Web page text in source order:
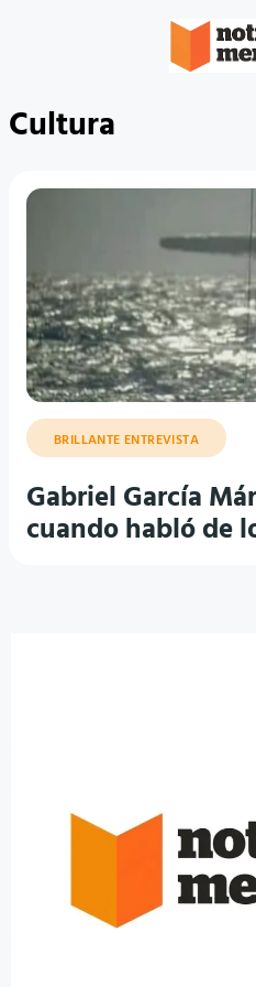
Cultura
BRILLANTE ENTREVISTA
Gabriel García
cuando habló de